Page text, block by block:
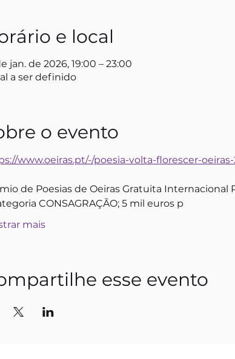
e local
jan. de 2026, 19:00 – 23:00
a ser definido
o evento
www.oeiras.pt/-/poesia-volta-florescer-oeiras-
de Poesias de Oeiras Gratuita Internacional
CONSAGRAÇÃO; 5 mil euros p
mais
esse evento